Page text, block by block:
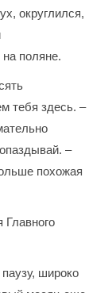
округлился,
поляне.
тебя здесь. –
–
похожая
Главного
широко